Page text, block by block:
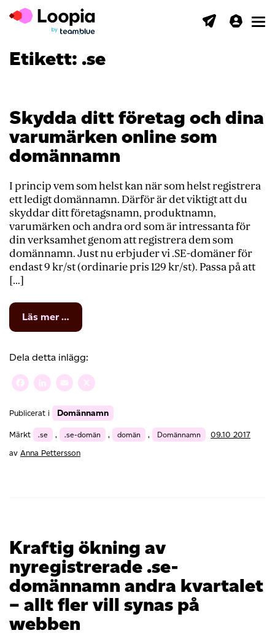
Etikett: .se
Skydda ditt företag och dina
varumärken online som
domännamn
I princip vem som helst kan när som helst registrera
ett ledigt domännamn. Därför är det viktigt att du
skyddar ditt företagsnamn, produktnamn,
varumärken och andra ord som är intressanta för
din verksamhet genom att registrera dem som
domännamn. Just nu erbjuder vi .SE-domäner för
endast 9 kr/st (ordinarie pris 129 kr/st). Passa på att
[…]
Läs mer …
Skydda
företag
och
dina
varumärken
som
domännamn
Dela detta inlägg:
Facebook
LinkedIn
Email
Publicerat i Domännamn
Märkt .se , .se-domän , domän , Domännamn
09.10 2017
av Anna Pettersson
Kraftig ökning av
nyregistrerade .se-
domännamn andra kvartalet
– allt fler vill synas på
webben